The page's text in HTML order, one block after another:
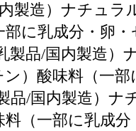
造）ナチュラ
に乳成分・卵・
品/国内製造
）酸味料（一部
/国内製造）
（一部に乳成分